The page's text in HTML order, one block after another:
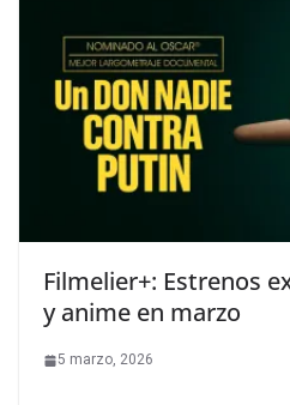
Filmelier+: Estrenos
y anime en marzo
5 marzo, 2026